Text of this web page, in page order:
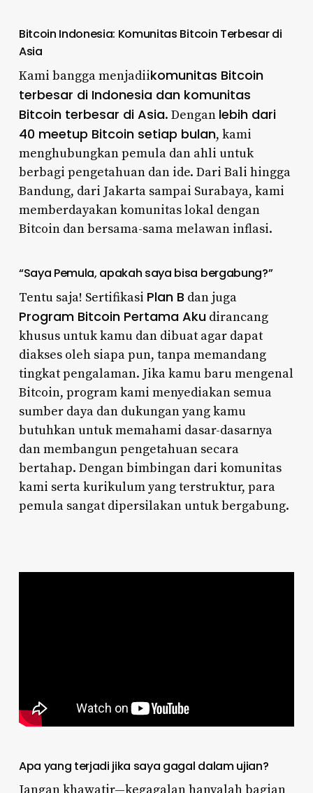
Bitcoin Indonesia: Komunitas Bitcoin Terbesar di
Asia
Kami bangga menjadiikomunitas Bitcoin
terbesar di Indonesia dan komunitas
Bitcoin terbesar di Asia. Dengan lebih dari
40 meetup Bitcoin setiap bulan, kami
menghubungkan pemula dan ahli untuk
berbagi pengetahuan dan ide. Dari Bali hingga
Bandung, dari Jakarta sampai Surabaya, kami
memberdayakan komunitas lokal dengan
Bitcoin dan bersama-sama melawan inflasi.
“Saya Pemula, apakah saya bisa bergabung?”
Tentu saja! Sertifikasi Plan B dan juga
Program Bitcoin Pertama Akudirancang
khusus untuk kamu dan dibuat agar dapat
diakses oleh siapa pun, tanpa memandang
tingkat pengalaman. Jika kamu baru mengenal
Bitcoin, program kami menyediakan semua
sumber daya dan dukungan yang kamu
butuhkan untuk memahami dasar-dasarnya
dan membangun pengetahuan secara
bertahap. Dengan bimbingan dari komunitas
kami serta kurikulum yang terstruktur, para
pemula sangat dipersilakan untuk bergabung.
Apa yang terjadi jika saya gagal dalam ujian?